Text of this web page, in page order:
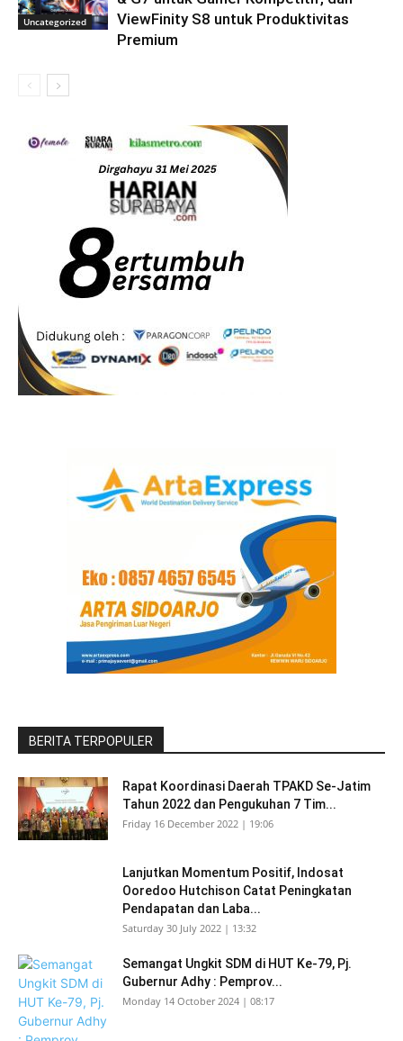
Uncategorized
ViewFinity S8 untuk Produktivitas
Premium
BERITA TERPOPULER
Rapat Koordinasi Daerah TPAKD Se-Jatim
Tahun 2022 dan Pengukuhan 7 Tim...
Friday 16 December 2022 | 19:06
Lanjutkan Momentum Positif, Indosat
Ooredoo Hutchison Catat Peningkatan
Pendapatan dan Laba...
Saturday 30 July 2022 | 13:32
Semangat Ungkit SDM di HUT Ke-79, Pj.
Gubernur Adhy : Pemprov...
Monday 14 October 2024 | 08:17